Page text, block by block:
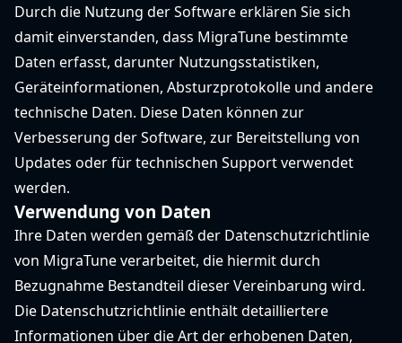
Durch die Nutzung der Software erklären Sie sich
damit einverstanden, dass MigraTune bestimmte
Daten erfasst, darunter Nutzungsstatistiken,
Geräteinformationen, Absturzprotokolle und andere
technische Daten. Diese Daten können zur
Verbesserung der Software, zur Bereitstellung von
Updates oder für technischen Support verwendet
werden.
Verwendung von Daten
Ihre Daten werden gemäß der Datenschutzrichtlinie
von MigraTune verarbeitet, die hiermit durch
Bezugnahme Bestandteil dieser Vereinbarung wird.
Die Datenschutzrichtlinie enthält detailliertere
Informationen über die Art der erhobenen Daten,